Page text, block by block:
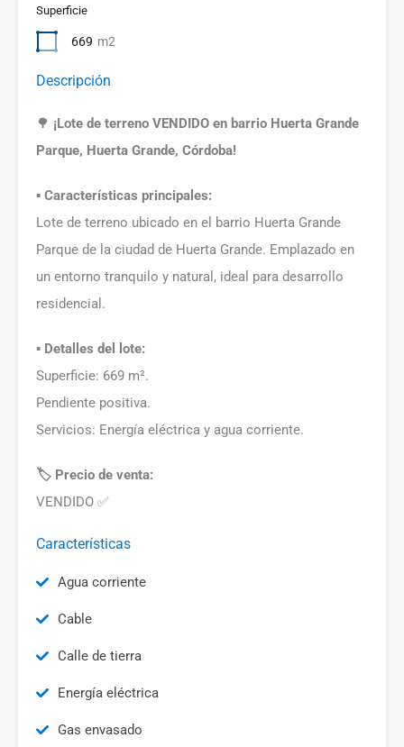
Superficie
669 m2
Descripción
🌳 ¡Lote de terreno VENDIDO en barrio Huerta Grande
Parque, Huerta Grande, Córdoba!
▪️ Características principales:
Lote de terreno ubicado en el barrio Huerta Grande
Parque de la ciudad de Huerta Grande. Emplazado en
un entorno tranquilo y natural, ideal para desarrollo
residencial.
▪️ Detalles del lote:
Superficie: 669 m².
Pendiente positiva.
Servicios: Energía eléctrica y agua corriente.
🏷️ Precio de venta:
VENDIDO ✅
Características
Agua corriente
Cable
Calle de tierra
Energía eléctrica
Gas envasado